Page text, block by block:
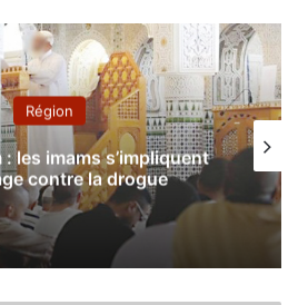
Région
les imams s’impliquent
contre la drogue